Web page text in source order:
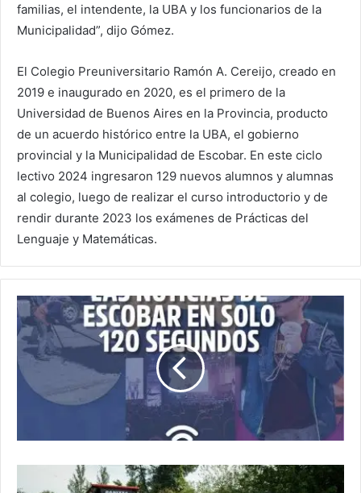
familias, el intendente, la UBA y los funcionarios de la
Municipalidad”, dijo Gómez.
El Colegio Preuniversitario Ramón A. Cereijo, creado en
2019 e inaugurado en 2020, es el primero de la
Universidad de Buenos Aires en la Provincia, producto
de un acuerdo histórico entre la UBA, el gobierno
provincial y la Municipalidad de Escobar. En este ciclo
lectivo 2024 ingresaron 129 nuevos alumnos y alumnas
al colegio, luego de realizar el curso introductorio y de
rendir durante 2023 los exámenes de Prácticas del
Lenguaje y Matemáticas.